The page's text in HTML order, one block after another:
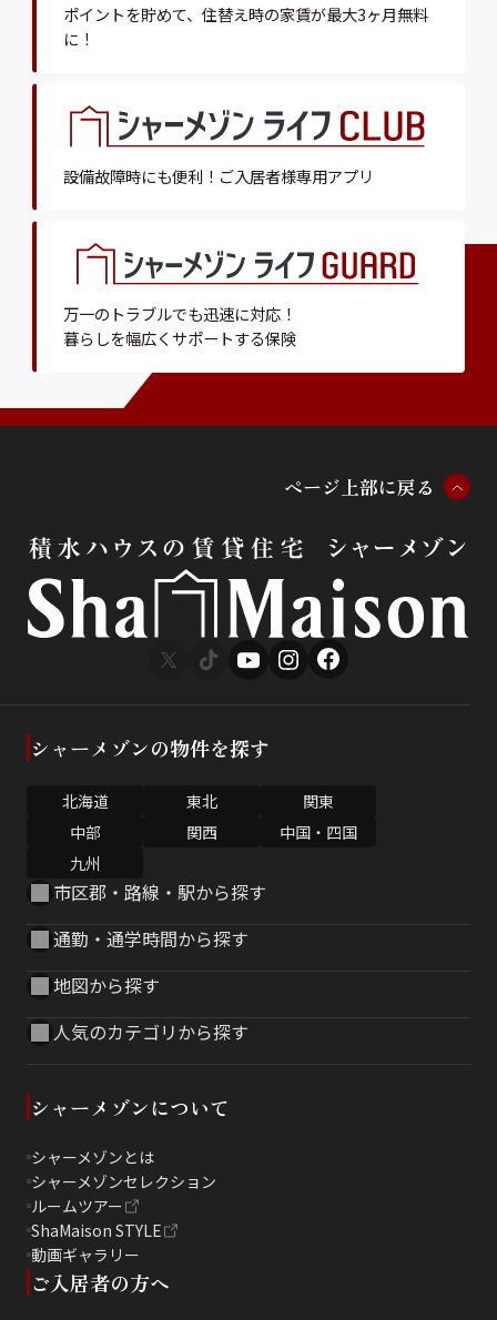
ポイントを貯めて、 住替え時の家賃が最大3ヶ月無料
に！
設備故障時にも便利！ ご入居者様専用アプリ
万一のトラブルでも迅速に対応！
暮らしを幅広くサポートする保険
ページ 上部に戻る
シャーメゾンの物件を探す
北海道 東北
関東
中部
関西
中国・四国
九州
市区郡・路線・駅から探す
通勤・通学時間から探す
地図から探す
人気のカテゴリから探す
シャーメゾンについて
シャーメゾンとは
シャーメゾンセレクション
ルームツアー
ShaMaison STYLE
動画ギャラリー
ご入居者の方へ